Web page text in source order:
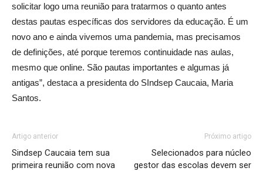
solicitar logo uma reunião para tratarmos o quanto antes
destas pautas específicas dos servidores da educação. É um
novo ano e ainda vivemos uma pandemia, mas precisamos
de definições, até porque teremos continuidade nas aulas,
mesmo que online. São pautas importantes e algumas já
antigas”, destaca a presidenta do SIndsep Caucaia, Maria
Santos.
Artigo anterior
Sindsep Caucaia tem sua
primeira reunião com nova
Próximo artigo
Selecionados para núcleo
gestor das escolas devem ser